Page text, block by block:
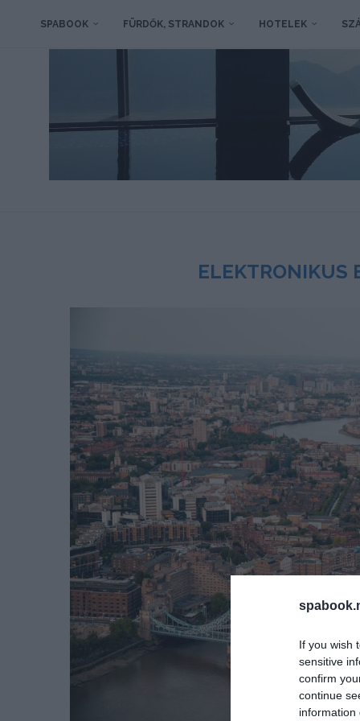
If you wish
sensitive
confirm
continue
information
SPABOOK FÜRDŐK, STRANDOK HOTELEK
ELEKTRONIKUS